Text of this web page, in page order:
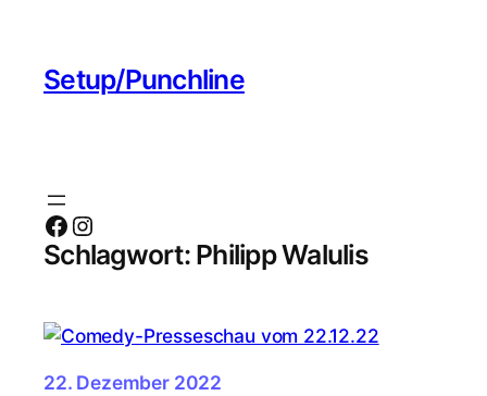
springen
Setup/Punchline
Facebook Instagram
Schlagwort: Philipp Walulis
22. Dezember 2022